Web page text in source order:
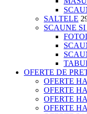
SALTELE
SCAUNE
OFERTE DE
OFERTE
OFERTE
OFERTE
OFERTE